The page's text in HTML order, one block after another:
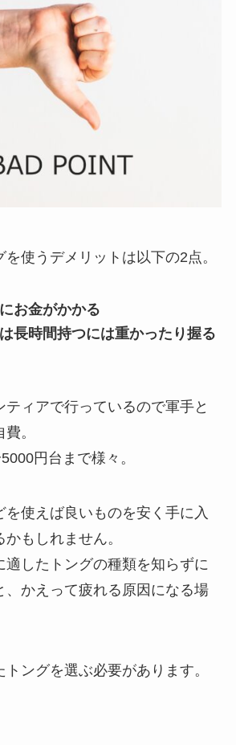
使うデメリットは以下の2点。
お金がかかる
長時間持つには重かったり握る
ティアで行っているので軍手と
。
円台まで様々。
を使えば良いものを安く手に入
もしれません。
適したトングの種類を知らずに
、かえって疲れる原因になる場
ングを選ぶ必要があります。